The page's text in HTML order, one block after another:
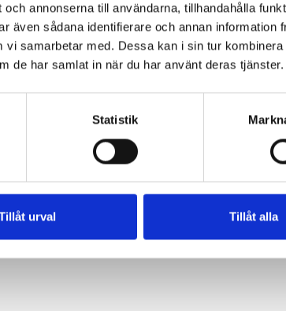
annonserna till användarna, tillhandahålla
även sådana identifierare och annan information
samarbetar med. Dessa kan i sin tur kombinera
de har samlat in när du har använt deras tjänster.
Statistik
urval Tillåt alla
upp till 128 cm bröst- eller midjestorlek -
Om midjan är bredare, bör du ta denna
beslut!